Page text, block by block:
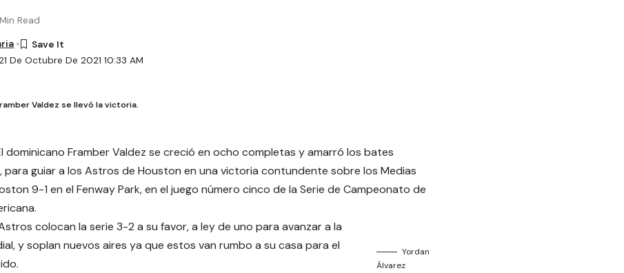
De Octubre De 2021 10:33 AM
Read
Valdez se llevó la victoria.
dominicano Framber Valdez se creció en ocho completas y amarró los bates
para guiar a los Astros de Houston en una victoria contundente sobre los Medias
9-1 en el Fenway Park, en el juego número cinco de la Serie de Campeonato de
Yordan
Álvarez
colocan la serie 3-2 a su favor, a ley de uno para avanzar a la
y soplan nuevos aires ya que estos van rumbo a su casa para el